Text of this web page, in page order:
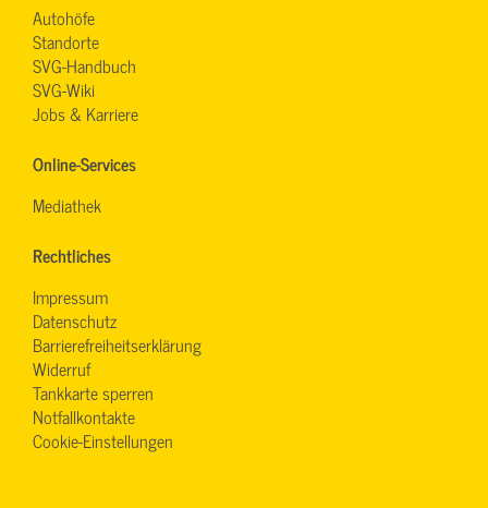
Autohöfe
Standorte
SVG-Handbuch
SVG-Wiki
Jobs & Karriere
Online-Services
Mediathek
Rechtliches
Impressum
Datenschutz
Barrierefreiheitserklärung
Widerruf
Tankkarte sperren
Notfallkontakte
Cookie-Einstellungen